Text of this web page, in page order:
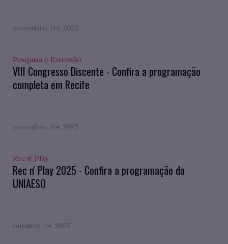
novembro. 04, 2025
Pesquisa e Extensão
VIII Congresso Discente - Confira a programação
completa em Recife
novembro. 04, 2025
Rec n' Play
Rec n' Play 2025 - Confira a programação da
UNIAESO
outubro. 14, 2025